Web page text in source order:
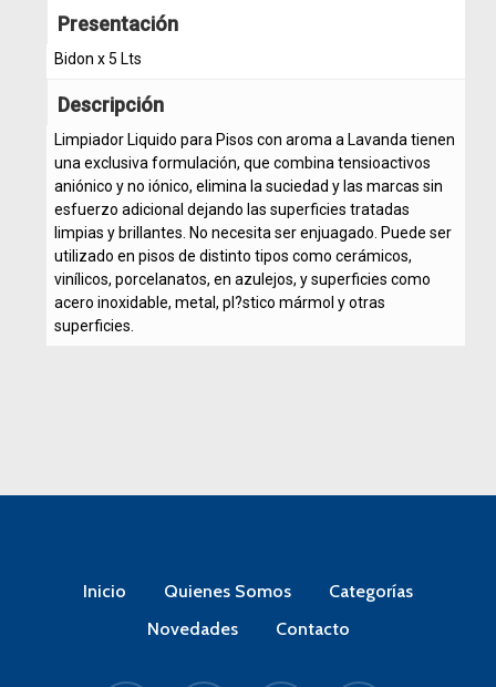
Presentación
Bidon x 5 Lts
Descripción
Limpiador Liquido para Pisos con aroma a Lavanda tienen
una exclusiva formulación, que combina tensioactivos
aniónico y no iónico, elimina la suciedad y las marcas sin
esfuerzo adicional dejando las superficies tratadas
limpias y brillantes. No necesita ser enjuagado. Puede ser
utilizado en pisos de distinto tipos como cerámicos,
vinílicos, porcelanatos, en azulejos, y superficies como
acero inoxidable, metal, pl?stico mármol y otras
superficies.
Inicio Quienes Somos
Categorías
Novedades
Contacto